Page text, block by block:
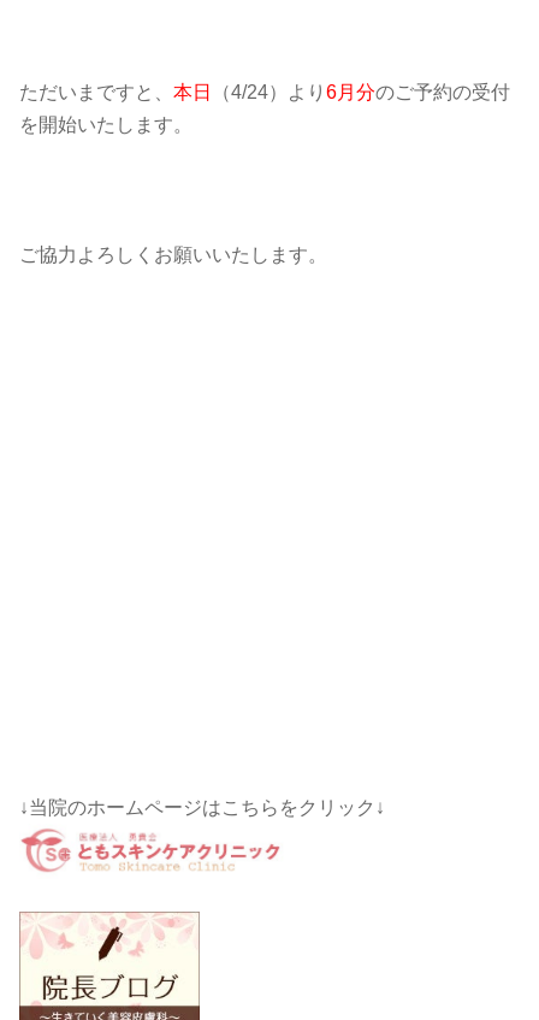
ただいまですと、 本日 （4/24）より 6月分のご予約の受付
を開始いたします。
ご協力よろしくお願いいたします。
↓当院のホームページはこちらをクリック↓